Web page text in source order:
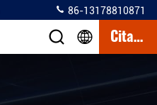
86-13178810871
Citazione